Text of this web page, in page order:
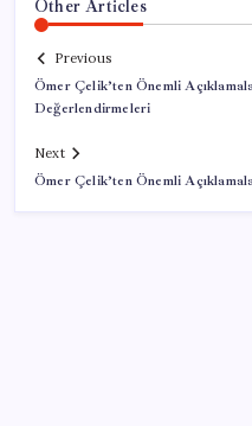
Other Articles
Previous
Ömer Çelik’ten Önemli
Değerlendirmeleri
Next
Ömer Çelik’ten Önemli